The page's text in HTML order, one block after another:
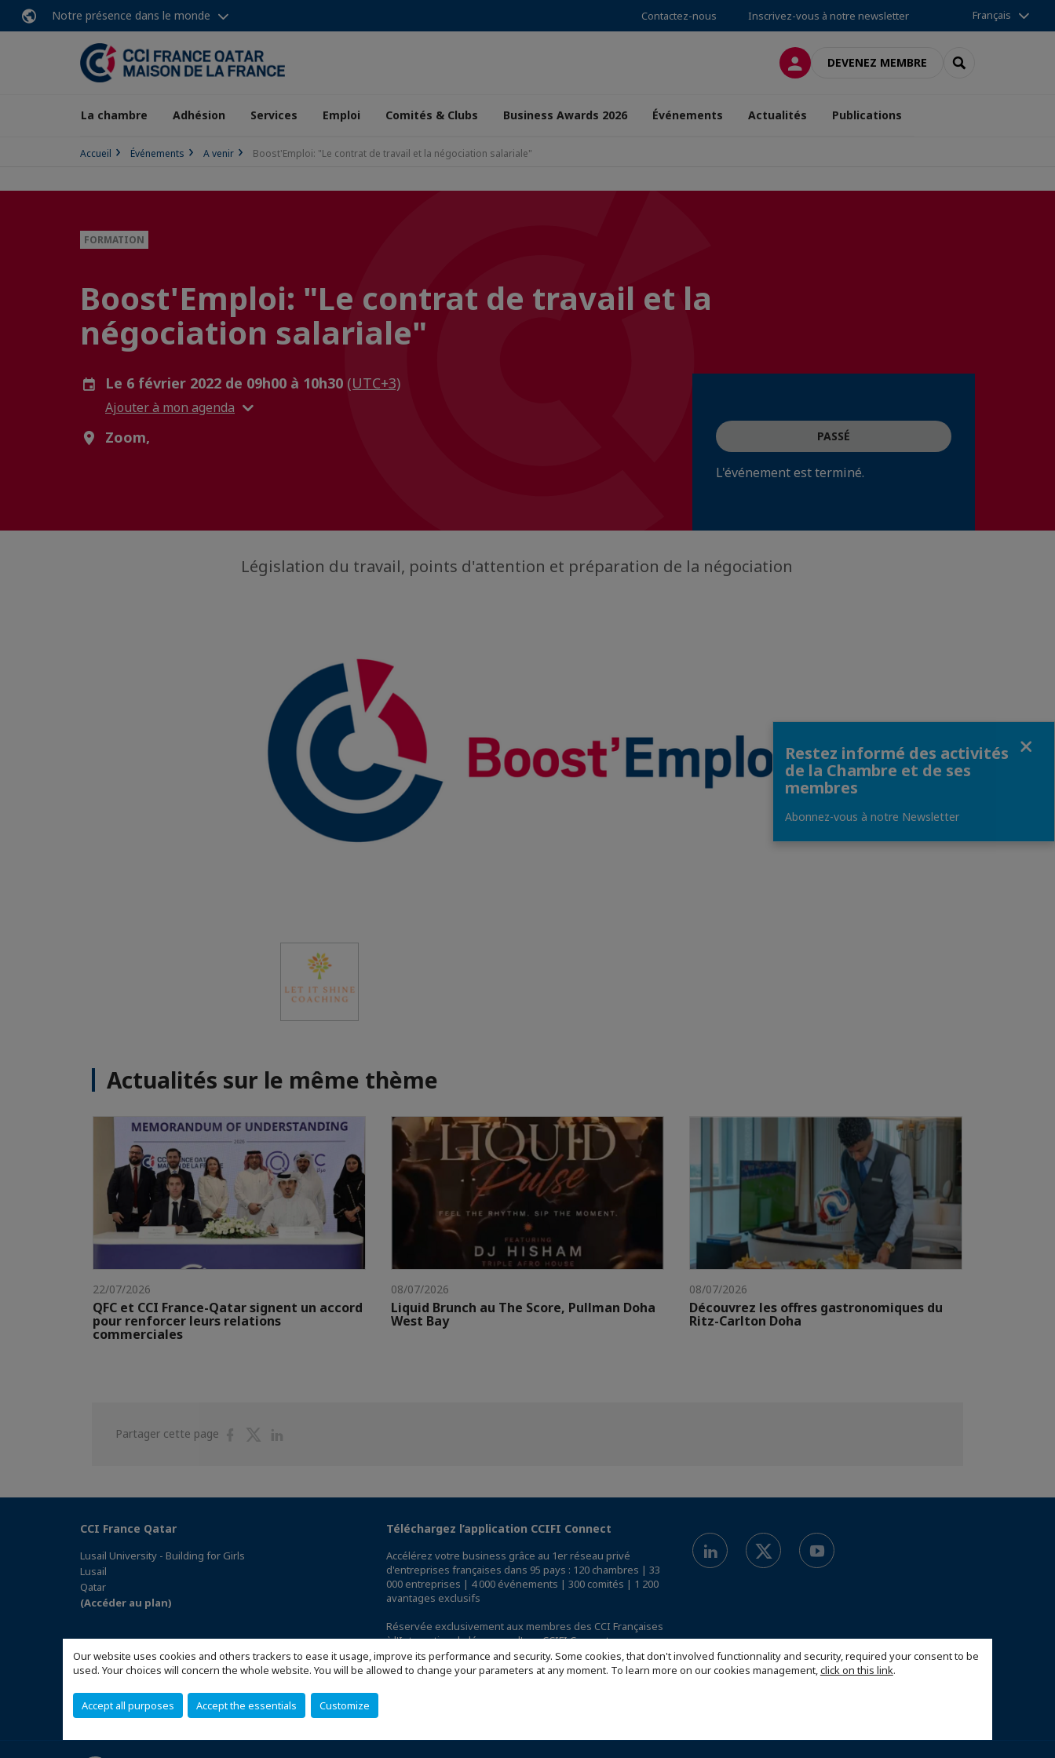
Our website uses cookies and others trackers to ease it usage, improve its performance and security. Some cookies, that don't involved functionnality and security, required your consent to be
used. Your choices will concern the whole website. You will be allowed to change your parameters at any moment. To learn more on our cookies management,click on this link.
Accept all purposes Accept the essentials Customize
Notre présence dans le monde Contactez-nous Inscrivez-vous à notre newsletter Français
CONNEXIONDEVENEZ MEMBRE RECHERCHER
La chambre Adhésion Services Emploi Comités & Clubs Business Awards 2026 Événements Actualités Publications
Accueil Événements A venir Boost'Emploi: "Le contrat de travail et la négociation salariale"
FORMATION
Boost'Emploi: "Le contrat de travail et la
négociation salariale"
Le 6 février 2022 de 09h00 à 10h30 (UTC+3)
Ajouter à mon agenda
Zoom, PASSÉ
L'événement est terminé.
Législation du travail, points d'attention et préparation de la négociation
Actualités sur le même thème
22/07/2026
QFC et CCI France-Qatar signent un accord
pour renforcer leurs relations
commerciales
08/07/2026
Liquid Brunch au The Score, Pullman Doha
West Bay
08/07/2026
Découvrez les offres gastronomiques du
Ritz-Carlton Doha
Partager cette page
PartagerPartager
CCI France Qatar
Lusail University - Building for Girls
Lusail
Qatar
(Accéder au plan)
Téléchargez l’application CCIFI Connect
Accélérez votre business grâce au 1er réseau privé
d'entreprises françaises dans 95 pays : 120 chambres | 33
000 entreprises | 4 000 événements | 300 comités | 1 200
avantages exclusifs
Réservée exclusivement aux membres des CCI Françaises
à l'International,découvrez l'app CCIFI Connect.
Restez informé des activités
de la Chambre et de ses
membres
Abonnez-vous à notre Newsletter